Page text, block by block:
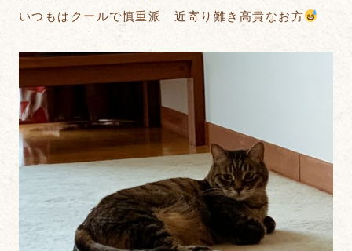
いつもはクールで慎重派 近寄り難き高貴なお方